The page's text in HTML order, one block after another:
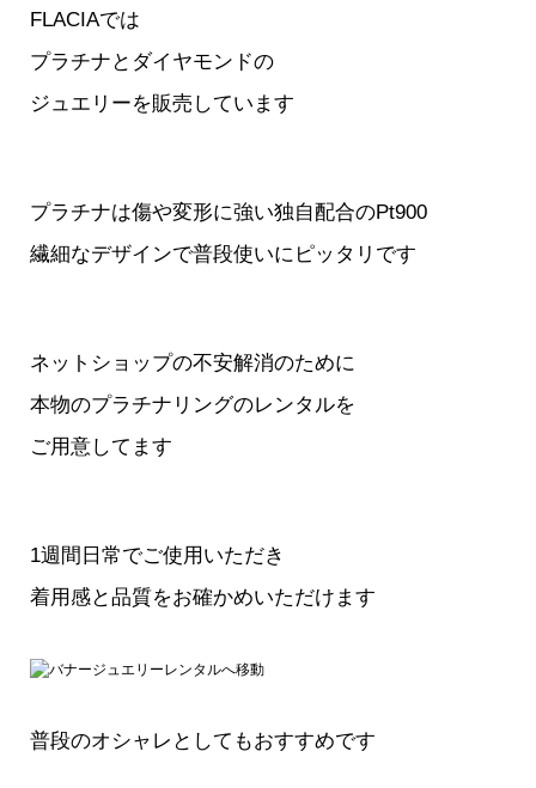
FLACIAでは
プラチナとダイヤモンドの
ジュエリーを販売しています
プラチナは傷や変形に強い独自配合のPt900
繊細なデザインで普段使いにピッタリです
ネットショップの不安解消のために
本物のプラチナリングのレンタルを
ご用意してます
1週間日常でご使用いただき
着用感と品質をお確かめいただけます
普段のオシャレとしてもおすすめです